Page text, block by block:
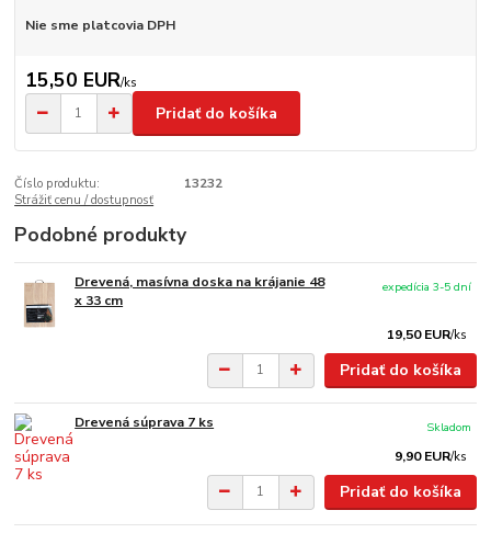
Nie sme platcovia DPH
15,50 EUR/ks
Pridať do košíka
Číslo produktu:
13232
Strážiť cenu / dostupnosť
Podobné produkty
Drevená, masívna doska na krájanie 48
x 33 cm
19,50 EUR/ks
expedícia 3-5 dní
Pridať do košíka
Drevená súprava 7 ks
9,90 EUR/ks
Skladom
Pridať do košíka